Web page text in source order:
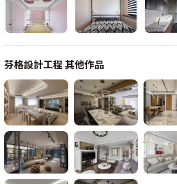
芬格設計工程 其他作品